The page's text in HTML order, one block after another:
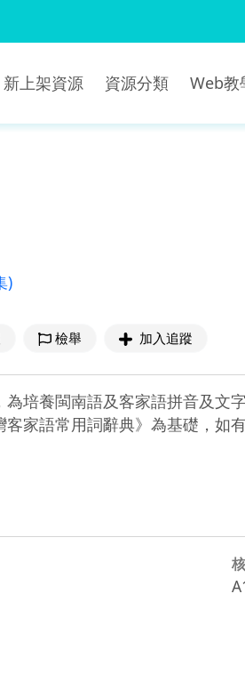
新上架資源 資源分類 Web教
)
檢舉 加入追蹤
培養閩南語及客家語拼音及文
家語常用詞辭典》為基礎，如